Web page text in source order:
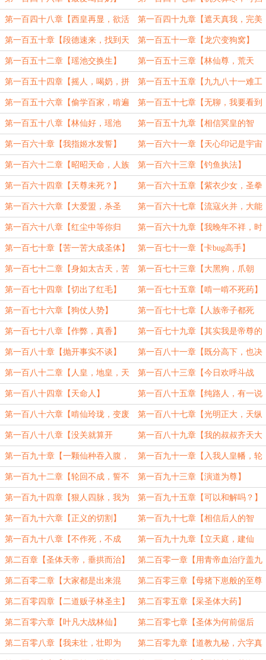
一剑否？】
第一百四十八章【西皇再显，欲活
双亲】
第一百四十九章【遮天真我，完美
逝我】
第一百五十章【段德速来，找到天
尊墓了】
第一百五十一章【龙穴变狗窝】
第一百五十二章【瑶池交换生】 第一百五十三章【林仙尊，荒天
帝】
第一百五十四章【摇人，喝奶，拼
夕夕】
第一百五十五章【九九八十一难工
程师——黑皇】
第一百五十六章【偷学百家，啃遍
东荒】
第一百五十七章【无聊，我要看到
血流成河】
第一百五十八章【林仙好，瑶池
坏】
第一百五十九章【相信冥皇的智
慧】
第一百六十章【我指姬水发誓】 第一百六十一章【天心印记是宇宙
的轮回印】
第一百六十二章【昭昭天命，人族
大势】
第一百六十三章【钓鱼执法】
第一百六十四章【天尊未死？】 第一百六十五章【紫衣少女，圣拳
惊天】
第一百六十六章【大爱盟，杀圣
会】
第一百六十七章【流寇火并，大能
暴死】
第一百六十八章【红尘中等你归
来】
第一百六十九章【我晚年不祥，时
常浑浑噩噩】（3000）
第一百七十章【苦一苦大成圣体】 第一百七十一章【卡bug高手】
第一百七十二章【身如太古天，苦
海化药田】
第一百七十三章【大黑狗，爪朝
西】
第一百七十四章【切出了红毛】 第一百七十五章【啃一啃不死药】
第一百七十六章【狗仗人势】 第一百七十七章【人族帝子都死
了！】
第一百七十八章【作弊，真香】 第一百七十九章【其实我是帝尊的
人】
第一百八十章【抛开事实不谈】 第一百八十一章【既分高下，也决
生死】
第一百八十二章【人皇，地皇，天
皇】
第一百八十三章【今日欢呼斗战
圣，只缘天皇又重来】
第一百八十四章【天命人】 第一百八十五章【纯路人，有一说
一】
第一百八十六章【啃仙玲珑，变废
为宝】
第一百八十七章【光明正大，天纵
神武】
第一百八十八章【没关就算开
了？】
第一百八十九章【我的叔叔齐天大
圣】
第一百九十章【一颗仙种吞入腹，
我命由我不由天】
第一百九十一章【入我人皇幡，轮
回见永生】
第一百九十二章【轮回不成，誓不
成帝，众生度尽，羽化飞仙】
第一百九十三章【演道为尊】
第一百九十四章【狠人四脉，我为
共主】
第一百九十五章【可以和解吗？】
（一更）
第一百九十六章【正义的切割】
（二更）
第一百九十七章【相信后人的智
慧】
第一百九十八章【不作死，不成
帝】
第一百九十九章【立天庭，建仙
朝】
第二百章【圣体天帝，垂拱而治】 第二百零一章【用青帝血治疗盖九
幽】
第二百零二章【大家都是出来混
的】
第二百零三章【母猪下崽般的至尊
数】
第二百零四章【二道贩子林圣主】 第二百零五章【采圣体大药】
第二百零六章【叶凡大战林仙】 第二百零七章【圣体为何前倨后
恭】
第二百零八章【我未壮，壮即为 第二百零九章【道教九秘，六字真